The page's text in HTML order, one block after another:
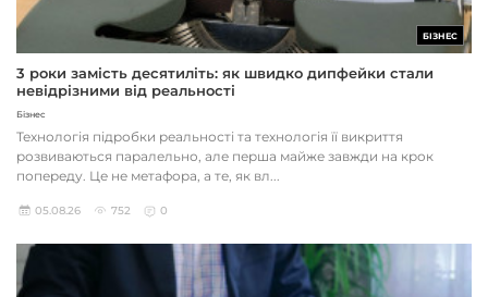
БІЗНЕС
3 роки замість десятиліть: як швидко дипфейки стали
невідрізними від реальності
Бізнес
Технологія підробки реальності та технологія її викриття
розвиваються паралельно, але перша майже завжди на крок
попереду. Це не метафора, а те, як вл...
05.08.26 752 0